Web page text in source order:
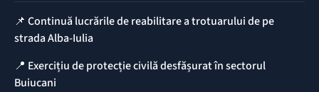
📌 Continuă lucrările de reabilitare a trotuarului de pe
strada Alba-Iulia
📍 Exercițiu de protecție civilă desfășurat în sectorul
Buiucani